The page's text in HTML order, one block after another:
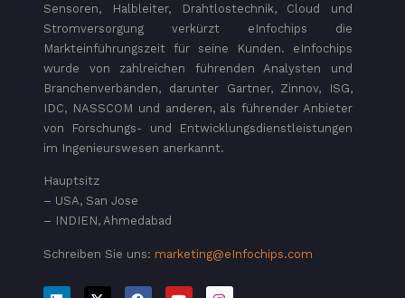
Sensoren, Halbleiter, Drahtlostechnik, Cloud und
Stromversorgung verkürzt eInfochips die
Markteinführungszeit für seine Kunden. eInfochips
wurde von zahlreichen führenden Analysten und
Branchenverbänden, darunter Gartner, Zinnov, ISG,
IDC, NASSCOM und anderen, als führender Anbieter
von Forschungs- und Entwicklungsdienstleistungen
im Ingenieurswesen anerkannt.
Hauptsitz
– USA, San Jose
– INDIEN, Ahmedabad
Schreiben Sie uns: marketing@eInfochips.com